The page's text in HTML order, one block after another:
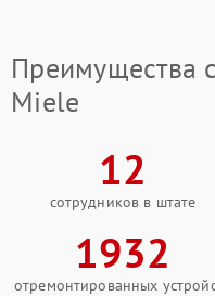
Преимущества
Miele
12
сотрудников в штате
1932
отремонтированных